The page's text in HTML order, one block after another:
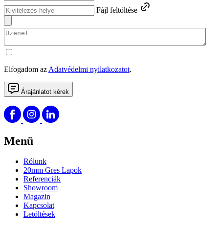
Fájl feltöltése
Elfogadom az Adatvédelmi nyilatkozatot.
Árajánlatot kérek
Menü
Rólunk
20mm Gres Lapok
Referenciák
Showroom
Magazin
Kapcsolat
Letöltések